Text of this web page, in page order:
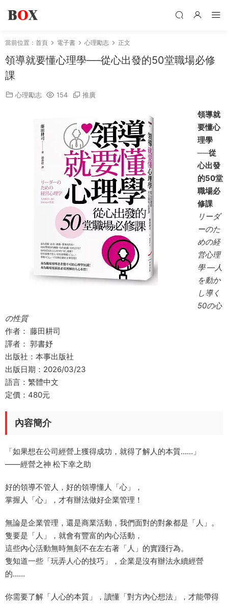
當前位置： 首頁 電子書 心理勵志 正文
領導就要懂心理學──從心出發的50堂職場必修
課
心理勵志 154 推廣
領導就
要懂心
理學
──從
心出發
的50堂
職場必
修課
リーダ
ーのた
めの経
営心理
學 ―人
を動か
し導く
50の心
の性質
作者： 藤田耕司
譯者： 郭書妤
出版社：本事出版社
出版日期：2026/03/23
語言：繁體中文
定價：480元
內容簡介
「如果想在公司經營上獲得成功，就得了解人的本質……」
——經營之神 松下幸之助
好的領導不管人，好的領導懂人「心」，
掌握人「心」，才有辦法做好企業管理！
無論是企業管理，還是商業活動，我們面對的對象都是「人」。
隻要是「人」，就會有豐富的內心活動，
這些內心活動無時無刻不在左右著「人」的實踐行為。
隻知道一些「玩弄人心的技巧」，企業是沒有辦法永續經營
的……
你需要了解「人心的本質」，讀懂「對方內心想法」，才能帶得